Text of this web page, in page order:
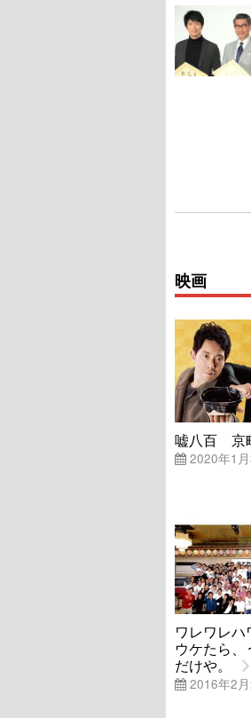
映画
嘘八百 京
2020年1
ワレワレ
ウケたら
だけや。
2016年2